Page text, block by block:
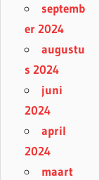
septemb
er 2024
augustu
s 2024
juni
2024
april
2024
maart